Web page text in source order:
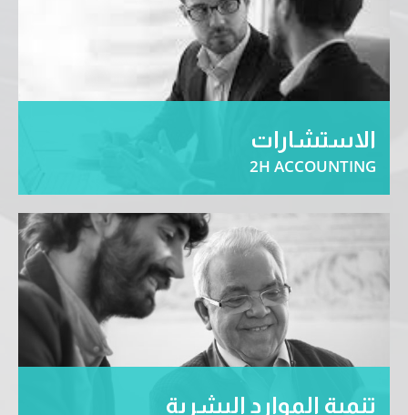
الاستشارات
2H ACCOUNTING
تنمية الموارد البشرية